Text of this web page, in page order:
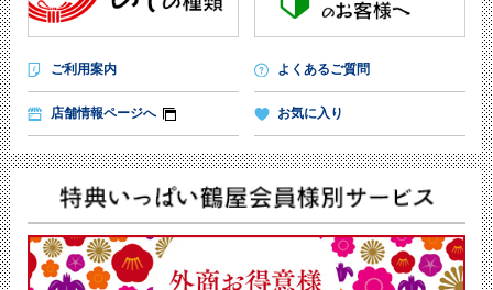
ご利用案内 よくあるご質問
店舗情報ページへ お気に入り